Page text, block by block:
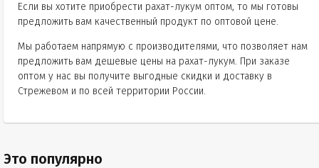
Если вы хотите приобрести рахат-лукум оптом, то мы готовы
предложить вам качественный продукт по оптовой цене.
Мы работаем напрямую с производителями, что позволяет нам
предложить вам дешевые цены на рахат-лукум. При заказе
оптом у нас вы получите выгодные скидки и доставку в
Стрежевом и по всей территории России.
Это популярно